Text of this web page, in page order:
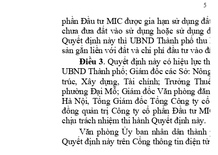
5
phần Đầu tư MIC được gia hạn sử dụng đất
chưa đưa đất vào sử dụng hoặc sử dụng
Quyết định này thì UBND Thành phố thu
sản gắn liền với đất và chi phí đầu tư vào đất
Điều 3. Quyết định này có hiệu lực thi
UBND Thành phố; Giám đốc các Sở: Nông
trúc, Xây dựng, Tài chính; Trưởng Thuế
phường Đại Mỗ; Giám đốc Văn phòng đăng
Hà Nội, Tổng Giám đốc Tổng Công ty cổ
đồng quản trị Công ty cổ phần Đầu tư MIC
chịu trách nhiệm thi hành Quyết định này.
Văn phòng Ủy ban nhân dân thành
Quyết định này trên Cổng thông tin điện tử